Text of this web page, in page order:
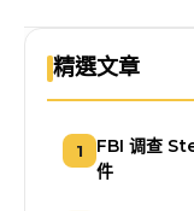
精選文章
1
FBI 调查
件